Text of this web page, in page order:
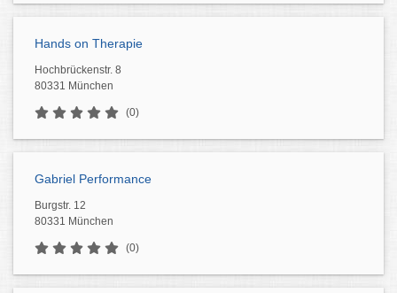
Hands on Therapie
Hochbrückenstr. 8
80331 München
(0)
Gabriel Performance
Burgstr. 12
80331 München
(0)